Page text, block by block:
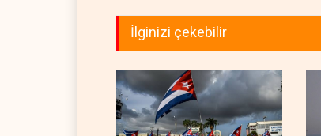
İlginizi çekebilir